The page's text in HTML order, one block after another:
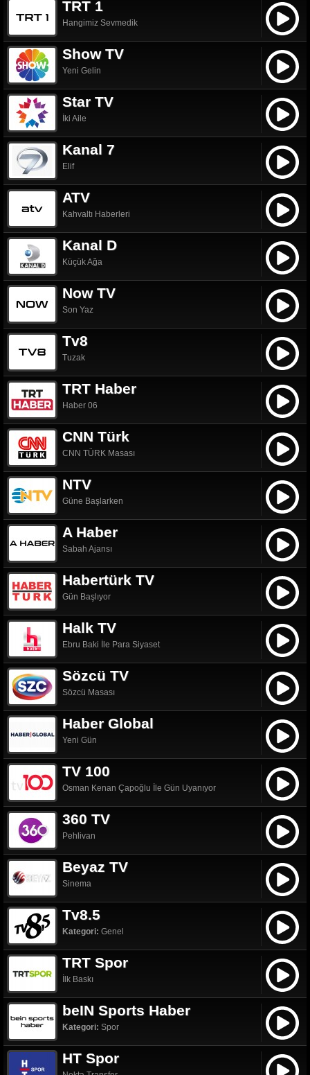
TRT 1
Hangimiz Sevmedik
Show TV
Yeni Gelin
Star TV
İki Aile
Kanal 7
Elif
ATV
Kahvaltı Haberleri
Kanal D
Küçük Ağa
Now TV
Son Yaz
Tv8
Tuzak
TRT Haber
Haber 06
CNN Türk
CNN TÜRK Masası
NTV
Güne Başlarken
A Haber
Sabah Ajansı
Habertürk TV
Gün Başlıyor
Halk TV
Ebru Baki İle Para Siyaset
Sözcü TV
Sözcü Masası
Haber Global
Yeni Gün
TV 100
Osman Kenan Çapoğlu İle Gün Uyanıyor
360 TV
Pehlivan
Beyaz TV
Sinema
Tv8.5
Kategori: Genel
TRT Spor
İlk Baskı
beIN Sports Haber
Kategori: Spor
HT Spor